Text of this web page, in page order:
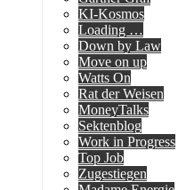
KI-Kosmos
Loading …
Down by Law
Move on up
Watts On
Rat der Weisen
MoneyTalks
Sektenblog
Work in Progress
Top Job
Zugestiegen